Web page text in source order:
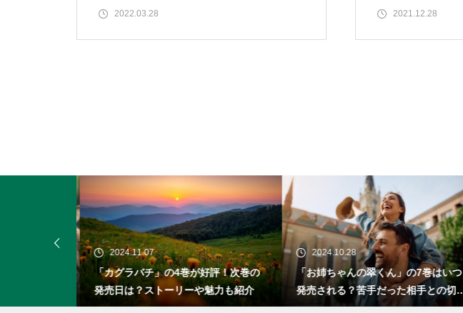
2022.03.28 2021.12.28
2024.11.07
「カグラバチ」の4巻が好評！次巻の
発売日は？ストーリーや魅力も紹介
2024.10.28
「お姉ちゃんの翠くん」の7巻はいつ
発売される？苦手だった相手との切な
い初恋